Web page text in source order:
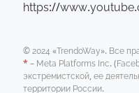
https://
© 2024 «TrendoWay». Все
* – Meta Platforms Inc.
экстремистской, ее
территории России.